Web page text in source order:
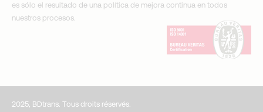
es sólo el resultado de una política de mejora continua en todos
nuestros procesos.
2025, BDtrans. Tous droits réservés.